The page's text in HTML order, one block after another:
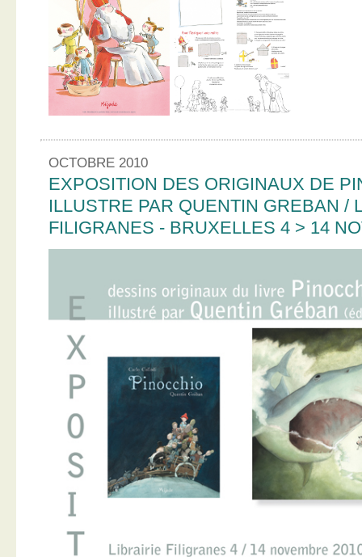
OCTOBRE 2010
EXPOSITION DES ORIGINAUX DE
ILLUSTRE PAR QUENTIN GREBAN /
FILIGRANES - BRUXELLES 4 > 14